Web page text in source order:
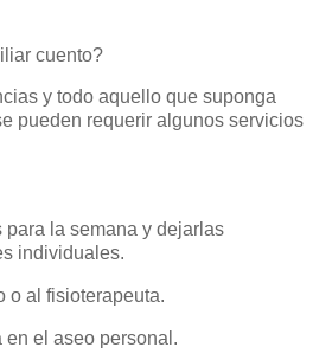
cuento?
y todo aquello que suponga
pueden requerir algunos servicios
para la semana y dejarlas
individuales.
o al fisioterapeuta.
en el aseo personal.